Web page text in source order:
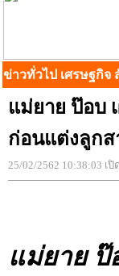
ข่าวทั่วไป เศรษฐกิจ
แม่ยาย ป๊อบ
ก่อนแต่งลูกส
25/02/2562 10:38:03 เปิ
แม่ยาย ป๊